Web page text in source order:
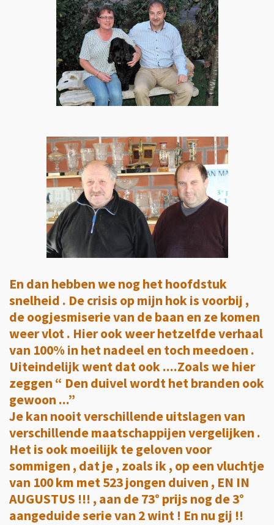
En dan hebben we nog het hoofdstuk
snelheid . De crisis op mijn hok is voorbij ,
de oogjesmiserie van de baan en ze komen
weer vlot . Hier ook weer hetzelfde verhaal
van 100% in het nadeel en toch meedoen .
Uiteindelijk went dat ook ....Zoals we hier
zeggen “ Den duivel wordt het branden ook
gewoon ...”
Je kan nooit verschillende uitslagen van
verschillende maatschappijen vergelijken .
Het is ook moeilijk te geloven voor
sommigen , dat je , zoals ik , op een vluchtje
van 100 km met 523 jongen duiven , EN IN
AUGUSTUS !!! , aan de 73° prijs nog de 3°
aangeduide serie van 2 wint ! En nu gij !!